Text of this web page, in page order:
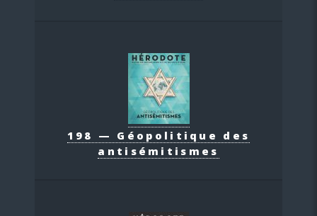
198 — Géopolitique des
antisémitismes